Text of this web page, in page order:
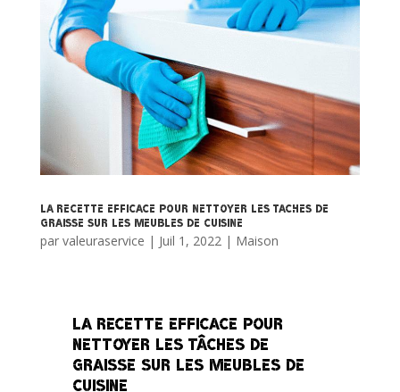
La recette efficace pour nettoyer les Taches de
Graisse sur les Meubles de Cuisine
par valeuraservice | Juil 1, 2022 | Maison
La recette efficace pour
nettoyer les tâches de
graisse sur les meubles de
cuisine